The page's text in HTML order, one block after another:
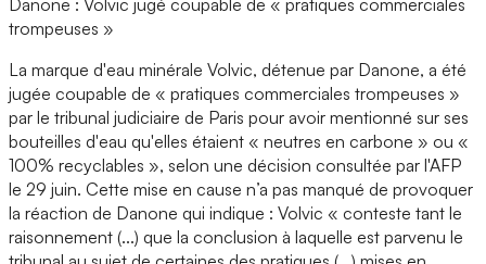
Danone : Volvic jugé coupable de « pratiques commerciales
trompeuses »
La marque d'eau minérale Volvic, détenue par Danone, a été
jugée coupable de « pratiques commerciales trompeuses »
par le tribunal judiciaire de Paris pour avoir mentionné sur ses
bouteilles d'eau qu'elles étaient « neutres en carbone » ou «
100% recyclables », selon une décision consultée par l'AFP
le 29 juin. Cette mise en cause n’a pas manqué de provoquer
la réaction de Danone qui indique : Volvic « conteste tant le
raisonnement (...) que la conclusion à laquelle est parvenu le